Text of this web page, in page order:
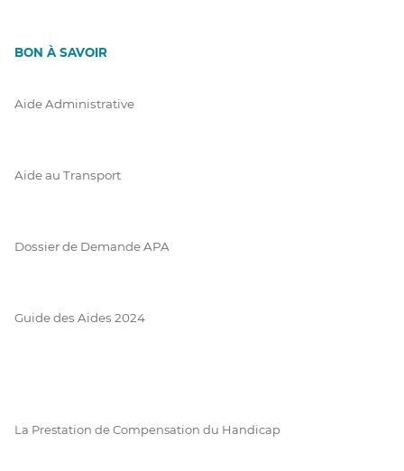
BON À SAVOIR
Aide Administrative
Aide au Transport
Dossier de Demande APA
Guide des Aides 2024
La Prestation de Compensation du Handicap